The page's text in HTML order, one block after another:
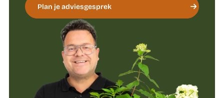
Plan je adviesgesprek